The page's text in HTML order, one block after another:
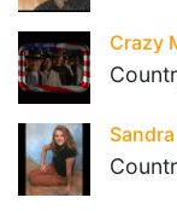
Crazy
Sandra